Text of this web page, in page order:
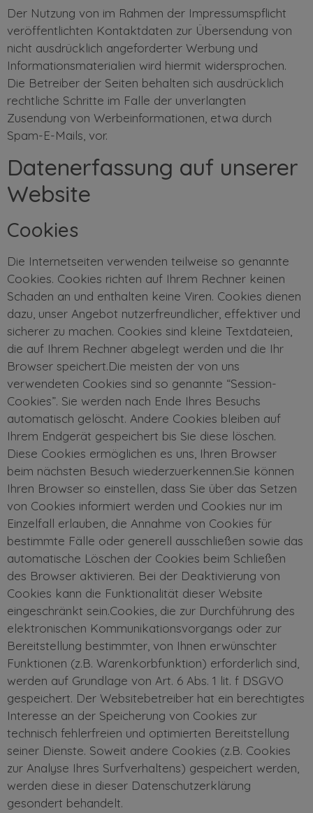
Der Nutzung von im Rahmen der Impressumspflicht
veröffentlichten Kontaktdaten zur Übersendung von
nicht ausdrücklich angeforderter Werbung und
Informationsmaterialien wird hiermit widersprochen.
Die Betreiber der Seiten behalten sich ausdrücklich
rechtliche Schritte im Falle der unverlangten
Zusendung von Werbeinformationen, etwa durch
Spam-E-Mails, vor.
Datenerfassung auf unserer
Website
Cookies
Die Internetseiten verwenden teilweise so genannte
Cookies. Cookies richten auf Ihrem Rechner keinen
Schaden an und enthalten keine Viren. Cookies dienen
dazu, unser Angebot nutzerfreundlicher, effektiver und
sicherer zu machen. Cookies sind kleine Textdateien,
die auf Ihrem Rechner abgelegt werden und die Ihr
Browser speichert.Die meisten der von uns
verwendeten Cookies sind so genannte “Session-
Cookies”. Sie werden nach Ende Ihres Besuchs
automatisch gelöscht. Andere Cookies bleiben auf
Ihrem Endgerät gespeichert bis Sie diese löschen.
Diese Cookies ermöglichen es uns, Ihren Browser
beim nächsten Besuch wiederzuerkennen.Sie können
Ihren Browser so einstellen, dass Sie über das Setzen
von Cookies informiert werden und Cookies nur im
Einzelfall erlauben, die Annahme von Cookies für
bestimmte Fälle oder generell ausschließen sowie das
automatische Löschen der Cookies beim Schließen
des Browser aktivieren. Bei der Deaktivierung von
Cookies kann die Funktionalität dieser Website
eingeschränkt sein.Cookies, die zur Durchführung des
elektronischen Kommunikationsvorgangs oder zur
Bereitstellung bestimmter, von Ihnen erwünschter
Funktionen (z.B. Warenkorbfunktion) erforderlich sind,
werden auf Grundlage von Art. 6 Abs. 1 lit. f DSGVO
gespeichert. Der Websitebetreiber hat ein berechtigtes
Interesse an der Speicherung von Cookies zur
technisch fehlerfreien und optimierten Bereitstellung
seiner Dienste. Soweit andere Cookies (z.B. Cookies
zur Analyse Ihres Surfverhaltens) gespeichert werden,
werden diese in dieser Datenschutzerklärung
gesondert behandelt.